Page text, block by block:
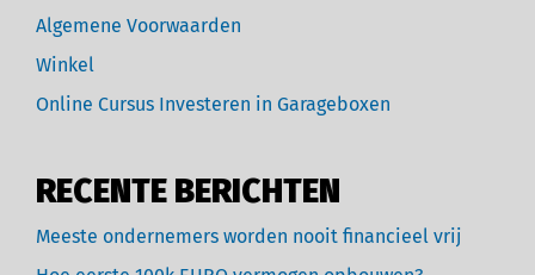
Algemene Voorwaarden
Winkel
Online Cursus Investeren in Garageboxen
RECENTE BERICHTEN
Meeste ondernemers worden nooit financieel vrij